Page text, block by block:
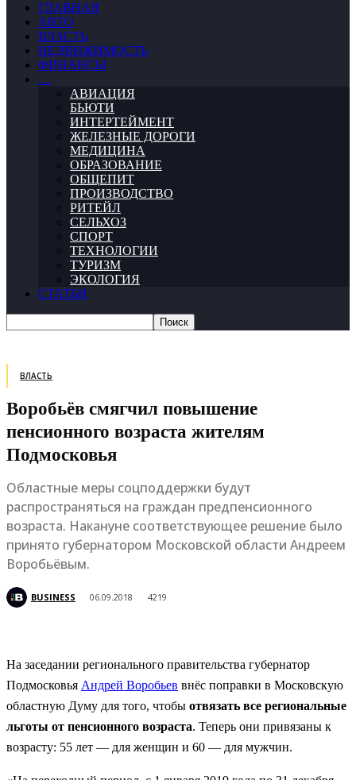
ГЛАВНАЯ
АВТО
ВЛАСТЬ
НЕДВИЖИМОСТЬ
ФИНАНСЫ
…
АВИАЦИЯ
БЬЮТИ
ИНТЕРТЕЙМЕНТ
ЖЕЛЕЗНЫЕ ДОРОГИ
МЕДИЦИНА
ОБРАЗОВАНИЕ
ОБЩЕПИТ
ПРОИЗВОДСТВО
РИТЕЙЛ
СЕЛЬХОЗ
СПОРТ
ТЕХНОЛОГИИ
ТУРИЗМ
ЭКОЛОГИЯ
СТАТЬИ
ВЛАСТЬ
Воробьёв смягчил повышение
пенсионного возраста жителям
Подмосковья
Областные меры соцподдержки будут
распространяться на граждан предпенсионного
возраста. Накануне соответствующее решение было
принято губернатором Московской области Андреем
Воробьёвым.
BUSINESS 06.09.2018 4219
На заседании регионального правительства губернатор
Подмосковья Андрей Воробьев внёс поправки в Московскую
областную Думу для того, чтобы отвязать все региональные
льготы от пенсионного возраста. Теперь они привязаны к
возрасту: 55 лет — для женщин и 60 — для мужчин.